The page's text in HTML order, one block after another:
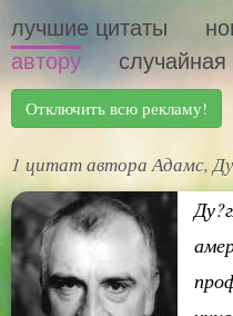
лучшие цитаты
автору
случайная
Отключить всю рекламу!
1 цитат автора Адамс,